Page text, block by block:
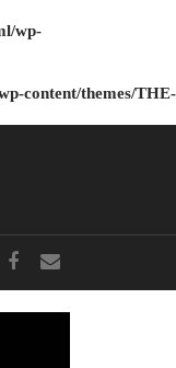
wp-
content/themes/THE-